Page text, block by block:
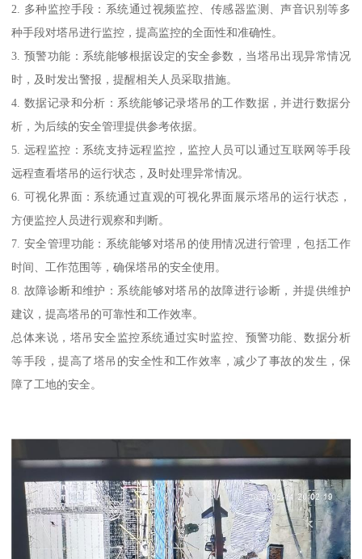
2. 多种监控手段：系统通过视频监控、传感器监测、声音识别等多
种手段对塔吊进行监控，提高监控的全面性和准确性。
3. 预警功能：系统能够根据设定的安全参数，当塔吊出现异常情况
时，及时发出警报，提醒相关人员采取措施。
4. 数据记录和分析：系统能够记录塔吊的工作数据，并进行数据分
析，为后续的安全管理提供参考依据。
5. 远程监控：系统支持远程监控，监控人员可以通过互联网等手段
远程查看塔吊的运行状态，及时处理异常情况。
6. 可视化界面：系统通过直观的可视化界面展示塔吊的运行状态，
方便监控人员进行观察和判断。
7. 安全管理功能：系统能够对塔吊的使用情况进行管理，包括工作
时间、工作范围等，确保塔吊的安全使用。
8. 故障诊断和维护：系统能够对塔吊的故障进行诊断，并提供维护
建议，提高塔吊的可靠性和工作效率。
总体来说，塔吊安全监控系统通过实时监控、预警功能、数据分析
等手段，提高了塔吊的安全性和工作效率，减少了事故的发生，保
障了工地的安全。